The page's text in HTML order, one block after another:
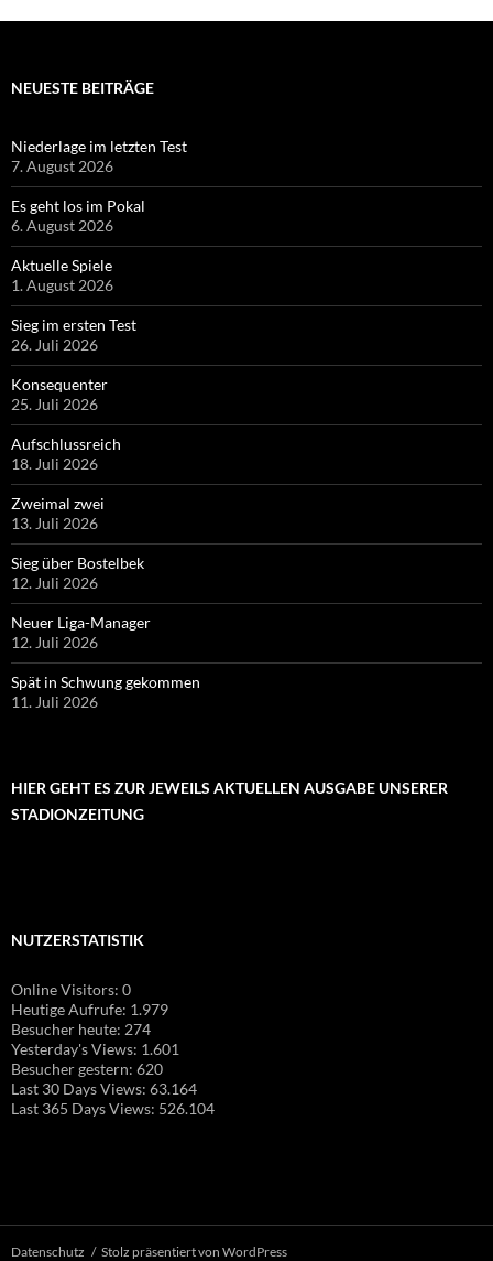
NEUESTE BEITRÄGE
Niederlage im letzten Test
7. August 2026
Es geht los im Pokal
6. August 2026
Aktuelle Spiele
1. August 2026
Sieg im ersten Test
26. Juli 2026
Konsequenter
25. Juli 2026
Aufschlussreich
18. Juli 2026
Zweimal zwei
13. Juli 2026
Sieg über Bostelbek
12. Juli 2026
Neuer Liga-Manager
12. Juli 2026
Spät in Schwung gekommen
11. Juli 2026
HIER GEHT ES ZUR JEWEILS AKTUELLEN AUSGABE UNSERER
STADIONZEITUNG
NUTZERSTATISTIK
Online Visitors: 0
Heutige Aufrufe: 1.979
Besucher heute: 274
Yesterday's Views: 1.601
Besucher gestern: 620
Last 30 Days Views: 63.164
Last 365 Days Views: 526.104
Datenschutz Stolz präsentiert von WordPress